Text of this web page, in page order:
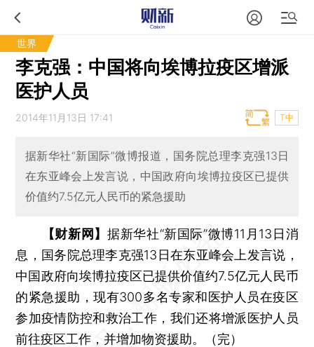
世界
李克强：中国将向埃博拉疫区增派
医护人员
2014年11月13日 17:41 T中
据新华社“新国际”微博报道，国务院总理李克强13日
在东亚峰会上发言说，中国政府向埃博拉疫区已提供
价值约7.5亿元人民币的紧急援助
【财新网】 据新华社“新国际”微博11月13日消
息，国务院总理李克强13日在东亚峰会上发言说，
中国政府向埃博拉疫区已提供价值约7.5亿元人民币
的紧急援助，现有300多名专家和医护人员在疫区
参加疫情防控和救治工作，我们还将增派医护人员
前往疫区工作，并增加物资援助。（完）